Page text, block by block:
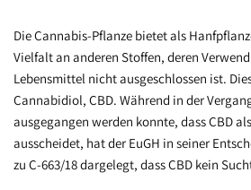
Die Cannabis-Pflanze bietet als
Vielfalt an anderen Stoffen, deren
Lebensmittel nicht ausgeschlossen ist.
Cannabidiol, CBD. Während in der
ausgegangen werden konnte, dass CBD
ausscheidet, hat der EuGH in seiner
zu C-663/18 dargelegt, dass CBD kein